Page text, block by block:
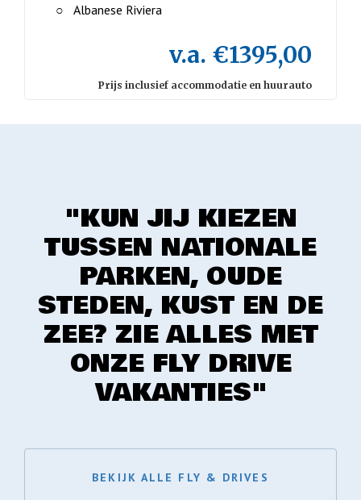
Albanese Riviera
v.a. €1395,00
Prijs inclusief accommodatie en huurauto
"KUN JIJ KIEZEN
TUSSEN NATIONALE
PARKEN, OUDE
STEDEN, KUST EN DE
ZEE? ZIE ALLES MET
ONZE FLY DRIVE
VAKANTIES"
BEKIJK ALLE FLY & DRIVES